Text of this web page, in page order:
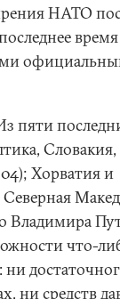
НАТО
пяти
Словакия,
Хорватия и
Владимира
что-
ни средств